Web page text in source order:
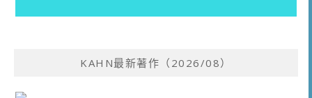
KAHN最新著作（2026/08）